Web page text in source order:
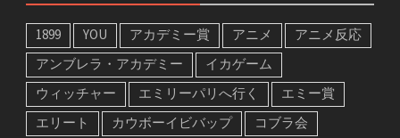
1899 YOU アカデミー賞 アニメ
アニメ反応
アンブレラ・アカデミー
イカゲーム
ウィッチャー
エミリーパリへ行く
エミー賞
エリート
カウボーイビバップ
コブラ会